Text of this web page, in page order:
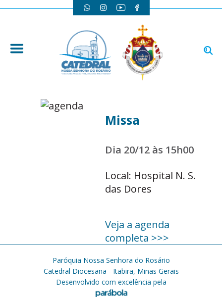
Missa
Dia 20/12 às 15h00
Local: Hospital N. S.
das Dores
Veja a agenda
completa >>>
Paróquia Nossa Senhora do Rosário
Catedral Diocesana - Itabira, Minas Gerais
Desenvolvido com excelência pela